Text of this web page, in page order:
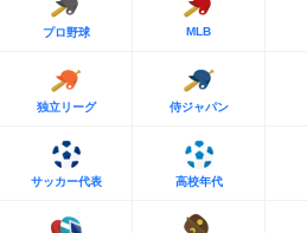
プロ野球 MLB
独立リーグ 侍ジャパン
サッカー代表 高校年代